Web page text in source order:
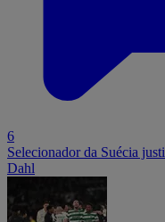
6
Selecionador da Suécia
Dahl